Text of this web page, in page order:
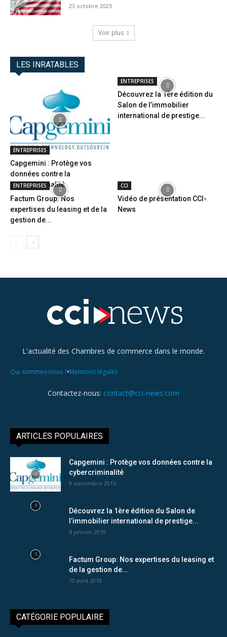
23 octobre 2023
Voir plus
LES INRATABLES
ENTREPRISES
Capgemini : Protège vos
données contre la
cybercriminalité
ENTREPRISES
Découvrez la 1ère édition du
Salon de l’immobilier
international de prestige...
ENTREPRISES
Factum Group: Nos
expertises du leasing et de la
gestion de...
CCI
Vidéo de présentation CCI-
News
L'actualité des Chambres de commerce dans le monde.
Qui sommes-nous ?•Mentions légales
Contactez-nous: contact@cci-news.com
ARTICLES POPULAIRES
Capgemini : Protège vos données contre la
cybercriminalité
9 novembre 2015
Découvrez la 1ère édition du Salon de
l’immobilier international de prestige...
4 janvier 2019
Factum Group: Nos expertises du leasing et
de la gestion de...
10 avril 2019
CATÉGORIE POPULAIRE